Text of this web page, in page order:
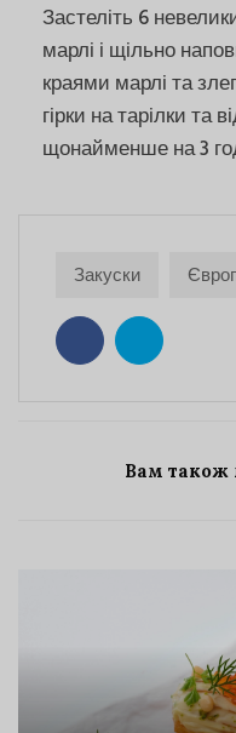
Застеліть 6
марлі і щільно
краями марлі та
гірки на тарілки та
щонайменше на 3
Закуски
Вам також